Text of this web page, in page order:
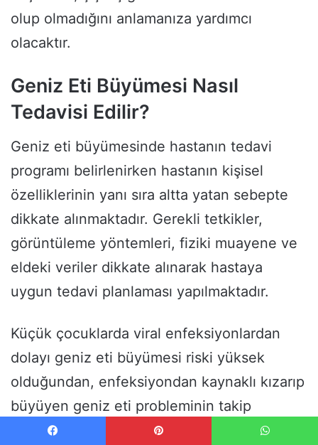
olup olmadığını anlamanıza yardımcı
olacaktır.
Geniz Eti Büyümesi Nasıl
Tedavisi Edilir?
Geniz eti büyümesinde hastanın tedavi
programı belirlenirken hastanın kişisel
özelliklerinin yanı sıra altta yatan sebepte
dikkate alınmaktadır. Gerekli tetkikler,
görüntüleme yöntemleri, fiziki muayene ve
eldeki veriler dikkate alınarak hastaya
uygun tedavi planlaması yapılmaktadır.
Küçük çocuklarda viral enfeksiyonlardan
dolayı geniz eti büyümesi riski yüksek
olduğundan, enfeksiyondan kaynaklı kızarıp
büyüyen geniz eti probleminin takip
edebilmesi gerekebilir. Takip edilen çocukta